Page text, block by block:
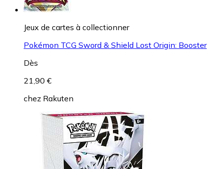
Jeux de cartes à collectionner
Pokémon TCG Sword & Shield Lost Origin: Booster
Dès
21,90 €
chez Rakuten